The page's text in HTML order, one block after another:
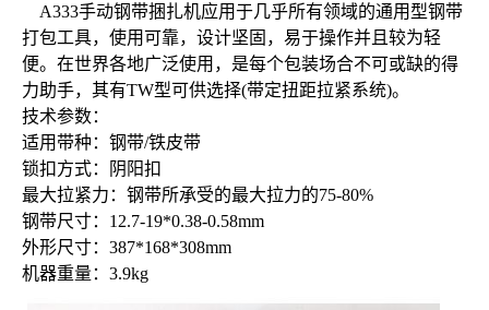
A333手动钢带捆扎机应用于几乎所有领域的通用型钢带
打包工具，使用可靠，设计坚固，易于操作并且较为轻
便。在世界各地广泛使用，是每个包装场合不可或缺的得
力助手，其有TW型可供选择(带定扭距拉紧系统)。
技术参数：
适用带种：钢带/铁皮带
锁扣方式：阴阳扣
最大拉紧力：钢带所承受的最大拉力的75-80%
钢带尺寸：12.7-19*0.38-0.58mm
外形尺寸：387*168*308mm
机器重量：3.9kg